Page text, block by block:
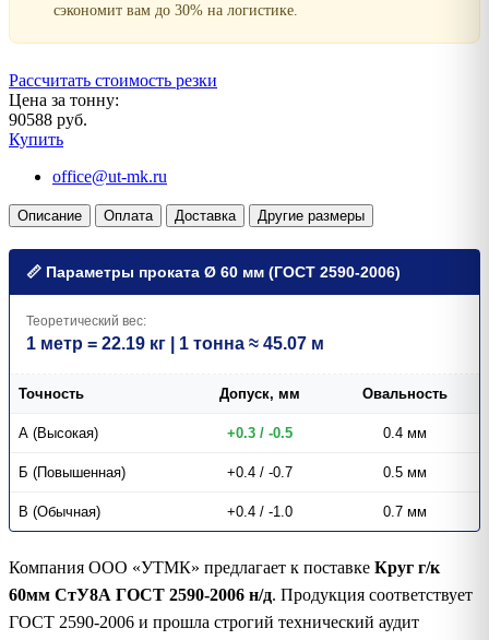
сэкономит вам до 30% на логистике.
Рассчитать стоимость резки
Цена за тонну:
90588 руб.
Купить
office@ut-mk.ru
Описание Оплата Доставка Другие размеры
📏 Параметры проката Ø 60 мм (ГОСТ 2590-2006)
Теоретический вес:
1 метр = 22.19 кг | 1 тонна ≈ 45.07 м
Точность Допуск, мм Овальность
А (Высокая) +0.3 / -0.5 0.4 мм
Б (Повышенная) +0.4 / -0.7 0.5 мм
В (Обычная) +0.4 / -1.0 0.7 мм
Компания ООО «УТМК» предлагает к поставке Круг г/к
60мм СтУ8А ГОСТ 2590-2006 н/д. Продукция соответствует
ГОСТ 2590-2006 и прошла строгий технический аудит